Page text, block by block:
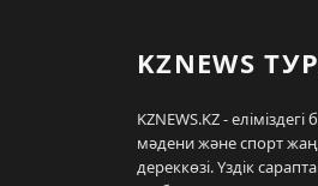
KZNEWS
KZNEWS.KZ -
мәдени және спорт
дереккөзі. Үздік